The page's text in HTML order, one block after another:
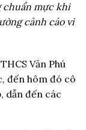
chuẩn mực khi
cảnh cáo vì
Văn Phú
đến hôm đó cô
dẫn đến các